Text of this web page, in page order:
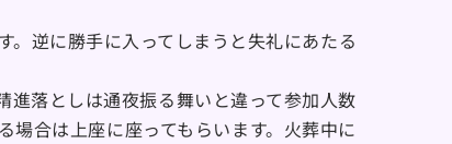
逆に勝手に入ってしまうと失礼にあたる
落としは通夜振る舞いと違って参加人数
合は上座に座ってもらいます。火葬中に